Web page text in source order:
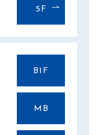
5F
B1F
MB